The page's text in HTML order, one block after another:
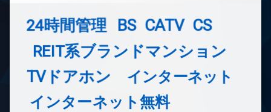
24時間管理 BS CATV CS
REIT系ブランドマンション
TVドアホン インターネット
インターネット無料